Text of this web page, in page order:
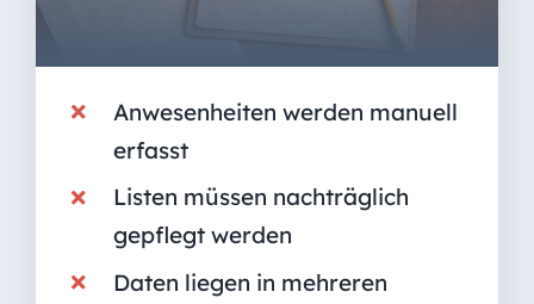
Anwesenheiten werden manuell
erfasst
Listen müssen nachträglich
gepflegt werden
Daten liegen in mehreren